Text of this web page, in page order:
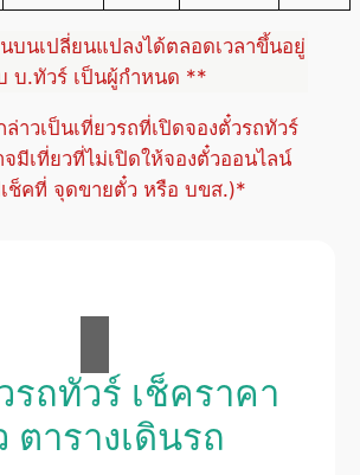
บนเปลี่ยนแปลงได้ตลอดเวลาขึ้นอยู่
บ.ทัวร์ เป็นผู้กำหนด **
ล่าวเป็นเที่ยวรถที่เปิดจองตั๋วรถทัวร์
มีเที่ยวที่ไม่เปิดให้จองตั๋วออนไลน์
ช็คที่ จุดขายตั๋ว หรือ บขส.)*
รถทัวร์ เช็คราคา
ตารางเดินรถ